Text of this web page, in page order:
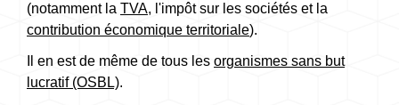
(notamment la TVA, l'impôt sur les sociétés et la
contribution économique territoriale).
Il en est de même de tous les organismes sans but
lucratif (OSBL).